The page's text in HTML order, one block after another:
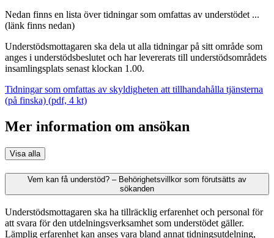
Nedan finns en lista över tidningar som omfattas av understödet ...
(länk finns nedan)
Understödsmottagaren ska dela ut alla tidningar på sitt område som
anges i understödsbeslutet och har levererats till understödsområdets
insamlingsplats senast klockan 1.00.
Tidningar som omfattas av skyldigheten att tillhandahålla tjänsterna
(på finska) (pdf, 4 kt)
Mer information om ansökan
Visa alla
Vem kan få understöd? – Behörighetsvillkor som förutsätts av
sökanden
Understödsmottagaren ska ha tillräcklig erfarenhet och personal för
att svara för den utdelningsverksamhet som understödet gäller.
Lämplig erfarenhet kan anses vara bland annat tidningsutdelning,